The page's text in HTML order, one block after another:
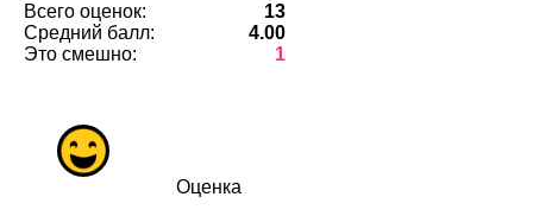
Всего оценок:
13
Средний балл:
4.00
Это смешно:
1
Оценка